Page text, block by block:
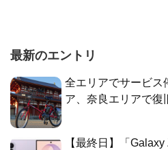
最新のエントリ
全エリアでサービス
ア、奈良エリアで復
【最終日】「